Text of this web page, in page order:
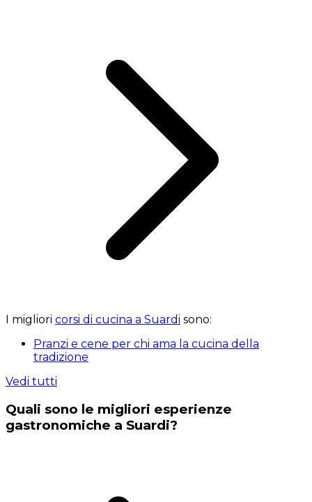
I migliori corsi di cucina a Suardi sono:
Pranzi e cene per chi ama la cucina della
tradizione
Vedi tutti
Quali sono le migliori esperienze
gastronomiche a Suardi?